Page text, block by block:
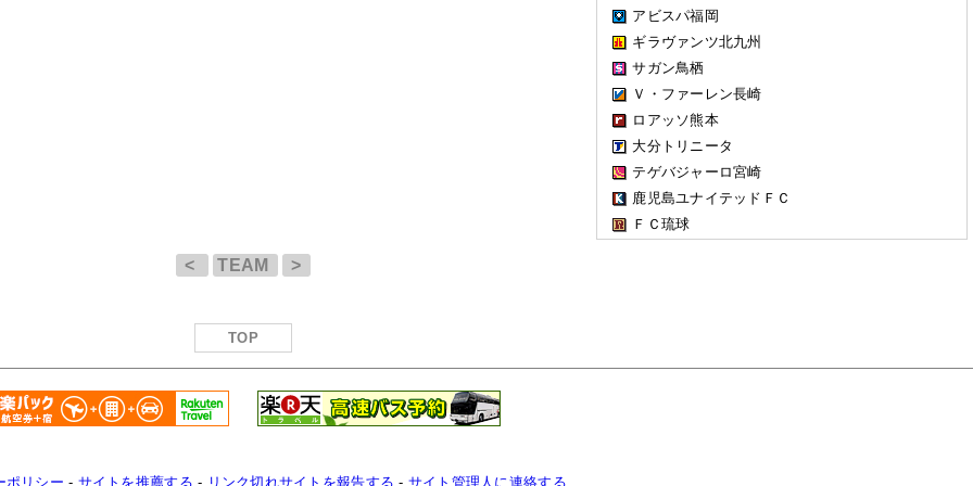
アビスパ福岡
ギラヴァンツ北九州
サガン鳥栖
Ｖ・ファーレン長崎
ロアッソ熊本
大分トリニータ
テゲバジャーロ宮崎
鹿児島ユナイテッドＦＣ
ＦＣ琉球
< TEAM >
TOP
ポリシー - サイトを推薦する - リンク切れサイトを報告する - サイト管理人に連絡する